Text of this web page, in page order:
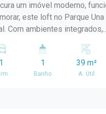
um imóvel moderno,
este loft no Parque Una
Com ambientes integrados,
oferece praticidade,
vida único em um dos bairros
O imóvel é totalmente
1 1
Banho
39 m²
A. Útil